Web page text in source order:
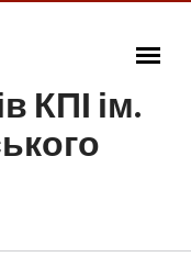
КПІ ім.